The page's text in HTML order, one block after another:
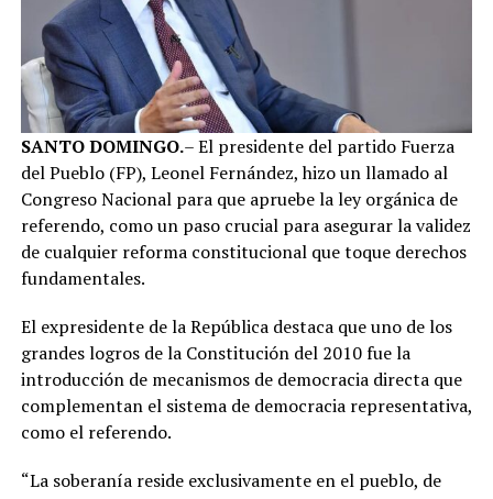
SANTO DOMINGO.– El presidente del partido Fuerza
del Pueblo (FP), Leonel Fernández, hizo un llamado al
Congreso Nacional para que apruebe la ley orgánica de
referendo, como un paso crucial para asegurar la validez
de cualquier reforma constitucional que toque derechos
fundamentales.
El expresidente de la República destaca que uno de los
grandes logros de la Constitución del 2010 fue la
introducción de mecanismos de democracia directa que
complementan el sistema de democracia representativa,
como el referendo.
“La soberanía reside exclusivamente en el pueblo, de